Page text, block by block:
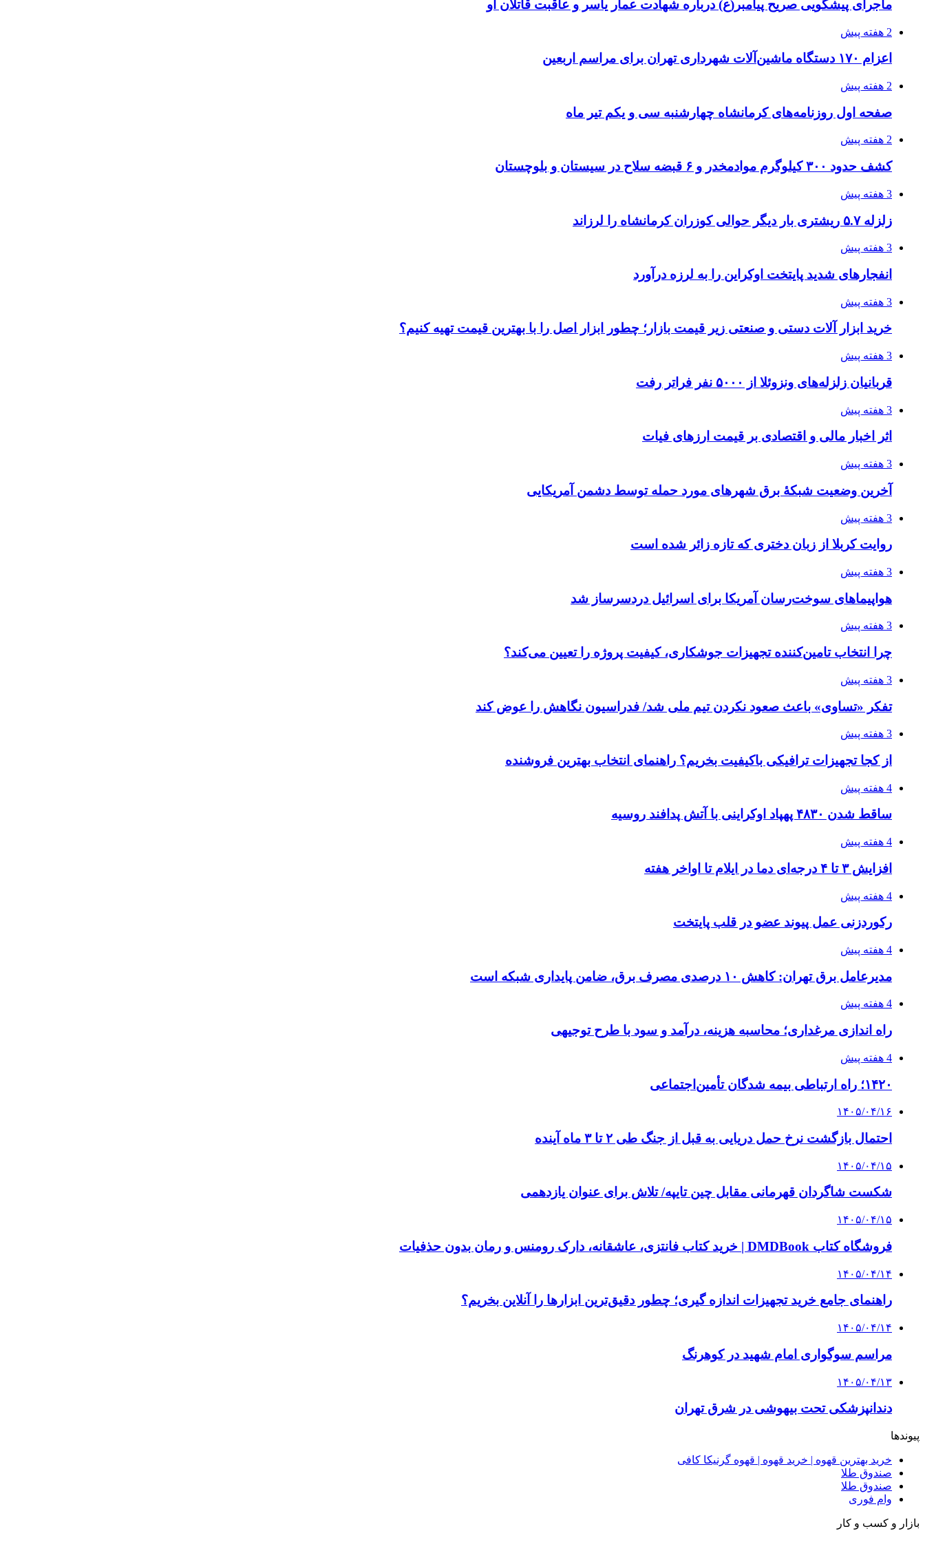
ماجرای پیشگویی صریح پیامبر(ع) درباره شهادت عمار یاسر و عاقبت قاتلان او
2 هفته پیش
اعزام ۱۷۰ دستگاه ماشین‌آلات شهرداری تهران برای مراسم اربعین
2 هفته پیش
صفحه اول روزنامه‌های کرمانشاه چهارشنبه سی و یکم تیر ماه
2 هفته پیش
کشف حدود ۳۰۰ کیلوگرم موادمخدر و ۶ قبضه سلاح در سیستان و بلوچستان
3 هفته پیش
زلزله ۵.۷ ریشتری بار دیگر حوالی کوزران کرمانشاه را لرزاند
3 هفته پیش
انفجارهای شدید پایتخت اوکراین را به لرزه درآورد
3 هفته پیش
خرید ابزار آلات دستی و صنعتی زیر قیمت بازار؛ چطور ابزار اصل را با بهترین قیمت تهیه کنیم؟
3 هفته پیش
قربانیان زلزله‌های ونزوئلا از ۵۰۰۰ نفر فراتر رفت
3 هفته پیش
اثر اخبار مالی و اقتصادی بر قیمت ارزهای فیات
3 هفته پیش
آخرین وضعیت شبکۀ برق شهرهای مورد حمله توسط دشمن آمریکایی
3 هفته پیش
روایت کربلا از زبان دختری که تازه زائر شده است
3 هفته پیش
هواپیماهای سوخت‌رسان آمریکا برای اسرائیل دردسرساز شد
3 هفته پیش
چرا انتخاب تامین‌کننده تجهیزات جوشکاری، کیفیت پروژه را تعیین می‌کند؟
3 هفته پیش
تفکر «تساوی» باعث صعود نکردن تیم ملی شد/ فدراسیون نگاهش را عوض کند
3 هفته پیش
از کجا تجهیزات ترافیکی باکیفیت بخریم؟ راهنمای انتخاب بهترین فروشنده
4 هفته پیش
ساقط شدن ۴۸۳۰ پهپاد اوکراینی با آتش پدافند روسیه
4 هفته پیش
افزایش ۳ تا ۴ درجه‌ای دما در ایلام تا اواخر هفته
4 هفته پیش
رکوردزنی عمل پیوند عضو در قلب پایتخت
4 هفته پیش
مدیرعامل برق تهران: کاهش ۱۰ درصدی مصرف برق، ضامن پایداری شبکه است
4 هفته پیش
راه اندازی مرغداری؛ محاسبه هزینه، درآمد و سود با طرح توجیهی
4 هفته پیش
۱۴۲۰؛ راه ارتباطی بیمه شدگان تأمین‌اجتماعی
۱۴۰۵/۰۴/۱۶
احتمال بازگشت نرخ حمل دریایی به قبل از جنگ طی ۲ تا ۳ ماه آینده
۱۴۰۵/۰۴/۱۵
شکست شاگردان قهرمانی مقابل چین تایپه/ تلاش برای عنوان یازدهمی
۱۴۰۵/۰۴/۱۵
فروشگاه کتاب DMDBook | خرید کتاب فانتزی، عاشقانه، دارک رومنس و رمان بدون حذفیات
۱۴۰۵/۰۴/۱۴
راهنمای جامع خرید تجهیزات اندازه گیری؛ چطور دقیق‌ترین ابزارها را آنلاین بخریم؟
۱۴۰۵/۰۴/۱۴
مراسم سوگواری امام شهید در کوهرنگ
۱۴۰۵/۰۴/۱۳
دندانپزشکی تحت بیهوشی در شرق تهران
پیوندها
خرید بهترین قهوه | خرید قهوه | قهوه گرنیکا کافی
صندوق طلا
صندوق طلا
وام فوری
بازار و کسب و کار